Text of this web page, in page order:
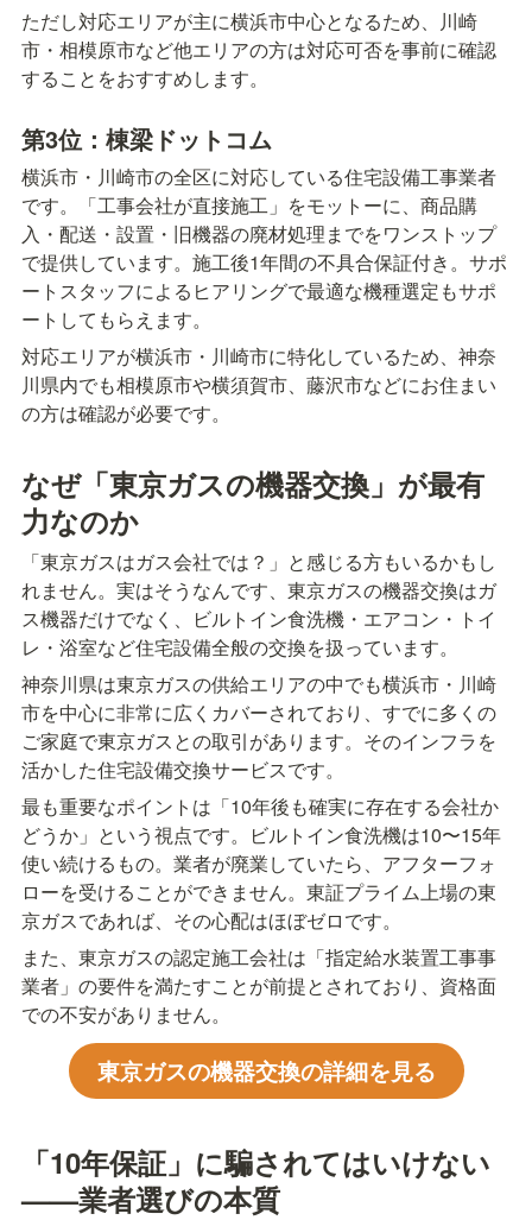
ただし対応エリアが主に横浜市中心となるため、川崎
市・相模原市など他エリアの方は対応可否を事前に確認
することをおすすめします。
第3位：棟梁ドットコム
横浜市・川崎市の全区に対応している住宅設備工事業者
です。「工事会社が直接施工」をモットーに、商品購
入・配送・設置・旧機器の廃材処理までをワンストップ
で提供しています。施工後1年間の不具合保証付き。サポ
ートスタッフによるヒアリングで最適な機種選定もサポ
ートしてもらえます。
対応エリアが横浜市・川崎市に特化しているため、神奈
川県内でも相模原市や横須賀市、藤沢市などにお住まい
の方は確認が必要です。
なぜ「東京ガスの機器交換」が最有
力なのか
「東京ガスはガス会社では？」と感じる方もいるかもし
れません。実はそうなんです、東京ガスの機器交換はガ
ス機器だけでなく、ビルトイン食洗機・エアコン・トイ
レ・浴室など住宅設備全般の交換を扱っています。
神奈川県は東京ガスの供給エリアの中でも横浜市・川崎
市を中心に非常に広くカバーされており、すでに多くの
ご家庭で東京ガスとの取引があります。そのインフラを
活かした住宅設備交換サービスです。
最も重要なポイントは「10年後も確実に存在する会社か
どうか」という視点です。ビルトイン食洗機は10〜15年
使い続けるもの。業者が廃業していたら、アフターフォ
ローを受けることができません。東証プライム上場の東
京ガスであれば、その心配はほぼゼロです。
また、東京ガスの認定施工会社は「指定給水装置工事事
業者」の要件を満たすことが前提とされており、資格面
での不安がありません。
東京ガスの機器交換の詳細を見る
「10年保証」に騙されてはいけない
——業者選びの本質